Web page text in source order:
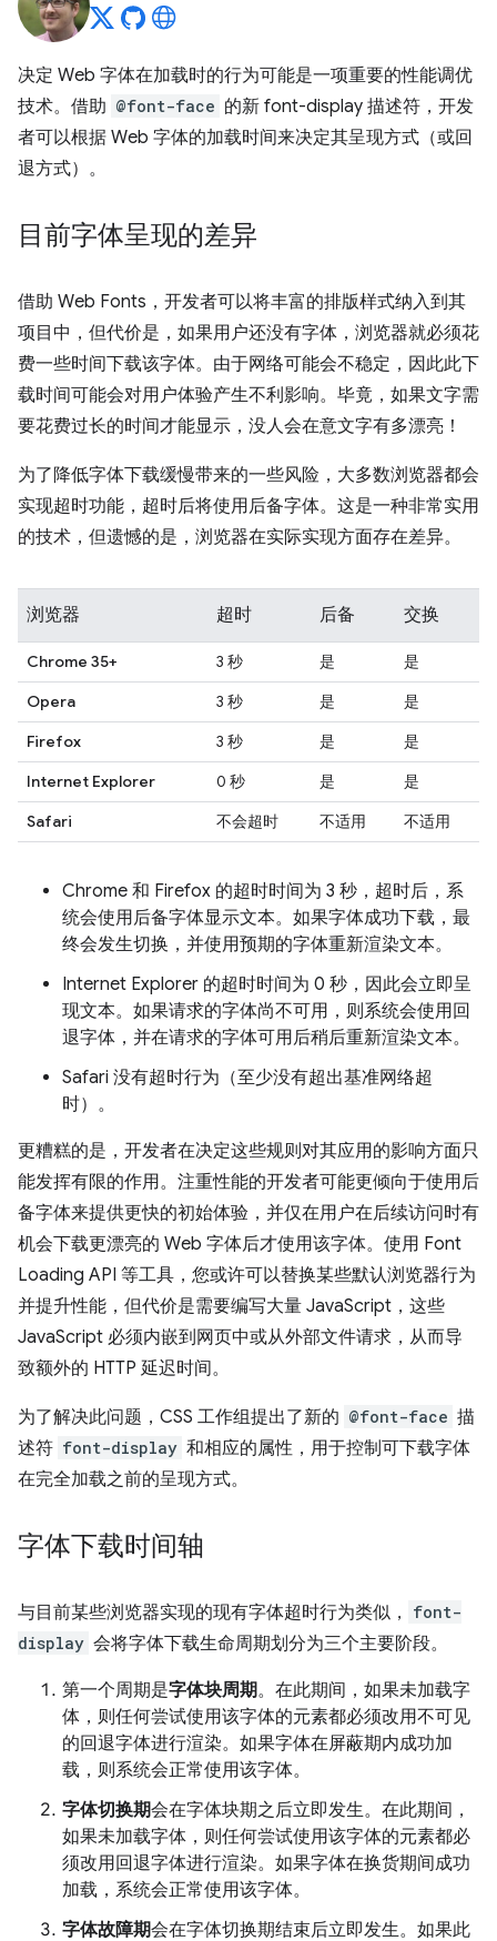
决定 Web 字体在加载时的行为可能是一项重要的性能调优
技术。借助 @font-face 的新 font-display 描述符，开发
者可以根据 Web 字体的加载时间来决定其呈现方式（或回
退方式）。
目前字体呈现的差异
借助 Web Fonts，开发者可以将丰富的排版样式纳入到其
项目中，但代价是，如果用户还没有字体，浏览器就必须花
费一些时间下载该字体。由于网络可能会不稳定，因此此下
载时间可能会对用户体验产生不利影响。毕竟，如果文字需
要花费过长的时间才能显示，没人会在意文字有多漂亮！
为了降低字体下载缓慢带来的一些风险，大多数浏览器都会
实现超时功能，超时后将使用后备字体。这是一种非常实用
的技术，但遗憾的是，浏览器在实际实现方面存在差异。
浏览器 超时 后备 交换
Chrome 35+ 3 秒 是
是
Opera
3 秒 是
是
Firefox
3 秒 是
是
Internet Explorer
0 秒 是
是
Safari
不会超时 不适用 不适用
Chrome 和 Firefox 的超时时间为 3 秒，超时后，系
统会使用后备字体显示文本。如果字体成功下载，最
终会发生切换，并使用预期的字体重新渲染文本。
Internet Explorer 的超时时间为 0 秒，因此会立即呈
现文本。如果请求的字体尚不可用，则系统会使用回
退字体，并在请求的字体可用后稍后重新渲染文本。
Safari 没有超时行为（至少没有超出基准网络超
时）。
更糟糕的是，开发者在决定这些规则对其应用的影响方面只
能发挥有限的作用。注重性能的开发者可能更倾向于使用后
备字体来提供更快的初始体验，并仅在用户在后续访问时有
机会下载更漂亮的 Web 字体后才使用该字体。使用 Font
Loading API 等工具，您或许可以替换某些默认浏览器行为
并提升性能，但代价是需要编写大量 JavaScript，这些
JavaScript 必须内嵌到网页中或从外部文件请求，从而导
致额外的 HTTP 延迟时间。
为了解决此问题，CSS 工作组提出了新的 @font-face 描
述符 font-display 和相应的属性，用于控制可下载字体
在完全加载之前的呈现方式。
字体下载时间轴
与目前某些浏览器实现的现有字体超时行为类似，
font-
display 会将字体下载生命周期划分为三个主要阶段。
第一个周期是字体块周期。在此期间，如果未加载字
体，则任何尝试使用该字体的元素都必须改用不可见
的回退字体进行渲染。如果字体在屏蔽期内成功加
载，则系统会正常使用该字体。
字体切换期会在字体块期之后立即发生。在此期间，
如果未加载字体，则任何尝试使用该字体的元素都必
须改用回退字体进行渲染。如果字体在换货期间成功
加载，系统会正常使用该字体。
字体故障期会在字体切换期结束后立即发生。如果此